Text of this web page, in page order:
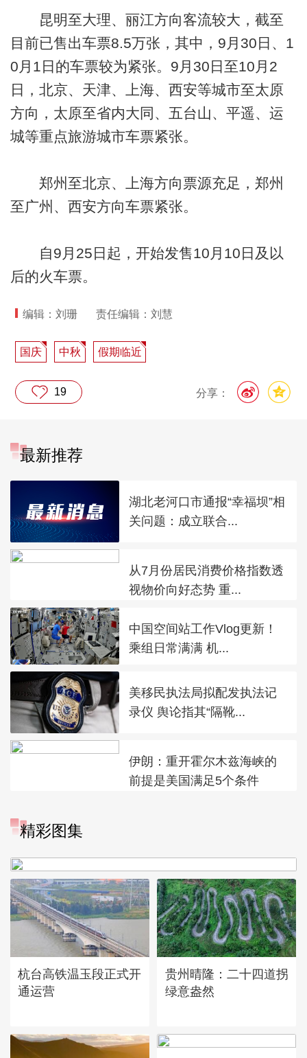
昆明至大理、丽江方向客流较大，截至
目前已售出车票8.5万张，其中，9月30日、1
0月1日的车票较为紧张。9月30日至10月2
日，北京、天津、上海、西安等城市至太原
方向，太原至省内大同、五台山、平遥、运
城等重点旅游城市车票紧张。
郑州至北京、上海方向票源充足，郑州
至广州、西安方向车票紧张。
自9月25日起，开始发售10月10日及以
后的火车票。
编辑：刘珊 责任编辑：刘慧
国庆 中秋 假期临近
分享：
19
最新推荐
湖北老河口市通报“幸福坝”相
关问题：成立联合...
从7月份居民消费价格指数透
视物价向好态势 重...
中国空间站工作Vlog更新！
乘组日常满满 机...
美移民执法局拟配发执法记
录仪 舆论指其“隔靴...
伊朗：重开霍尔木兹海峡的
前提是美国满足5个条件
精彩图集
杭台高铁温玉段正式开
通运营
贵州晴隆：二十四道拐
绿意盎然